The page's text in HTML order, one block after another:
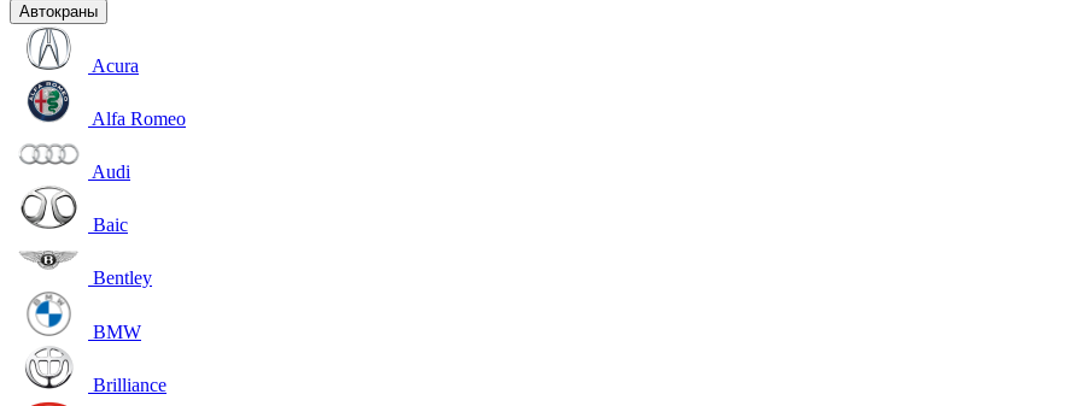
Автокраны
Acura
Alfa Romeo
Audi
Baic
Bentley
BMW
Brilliance